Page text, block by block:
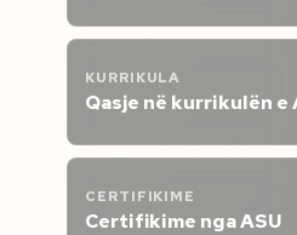
KURRIKULA
Qasje në kurrikulën e
CERTIFIKIME
Certifikime nga ASU